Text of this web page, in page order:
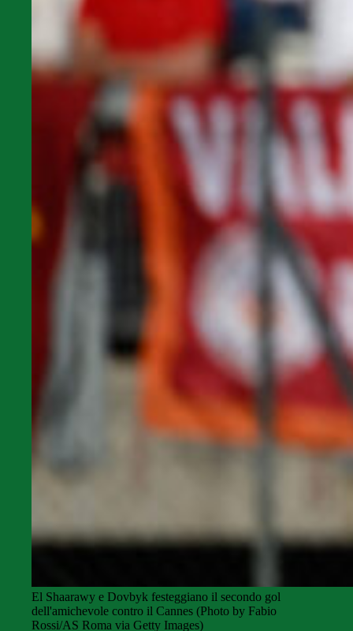
El Shaarawy e Dovbyk festeggiano il secondo gol
dell'amichevole contro il Cannes (Photo by Fabio
Rossi/AS Roma via Getty Images)